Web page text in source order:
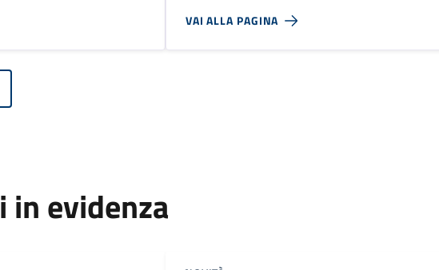
VAI ALLA PAGINA
in evidenza